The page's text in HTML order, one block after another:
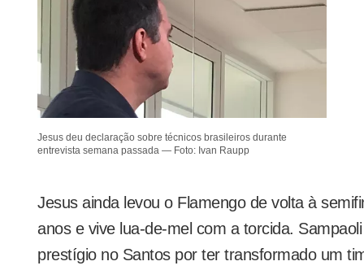
Jesus deu declaração sobre técnicos brasileiros durante
entrevista semana passada — Foto: Ivan Raupp
Jesus ainda levou o Flamengo de volta à
anos e vive lua-de-mel com a torcida.
prestígio no Santos por ter transformado um